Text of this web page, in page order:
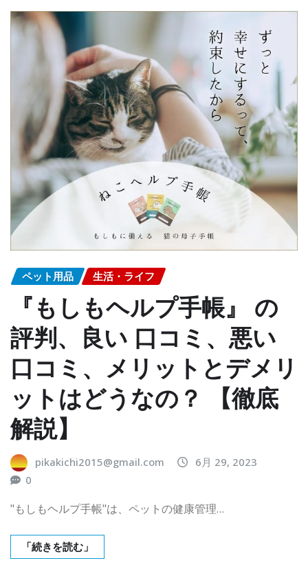
ペット用品 生活・ライフ
『もしもヘルプ手帳』 の
評判、良い 口コミ、悪い
口コミ、メリットとデメリ
ットはどうなの？ 【徹底
解説】
pikakichi2015@gmail.com
6月 29, 2023
0
"もしもヘルプ手帳"は、ペットの健康管理…
「続きを読む」